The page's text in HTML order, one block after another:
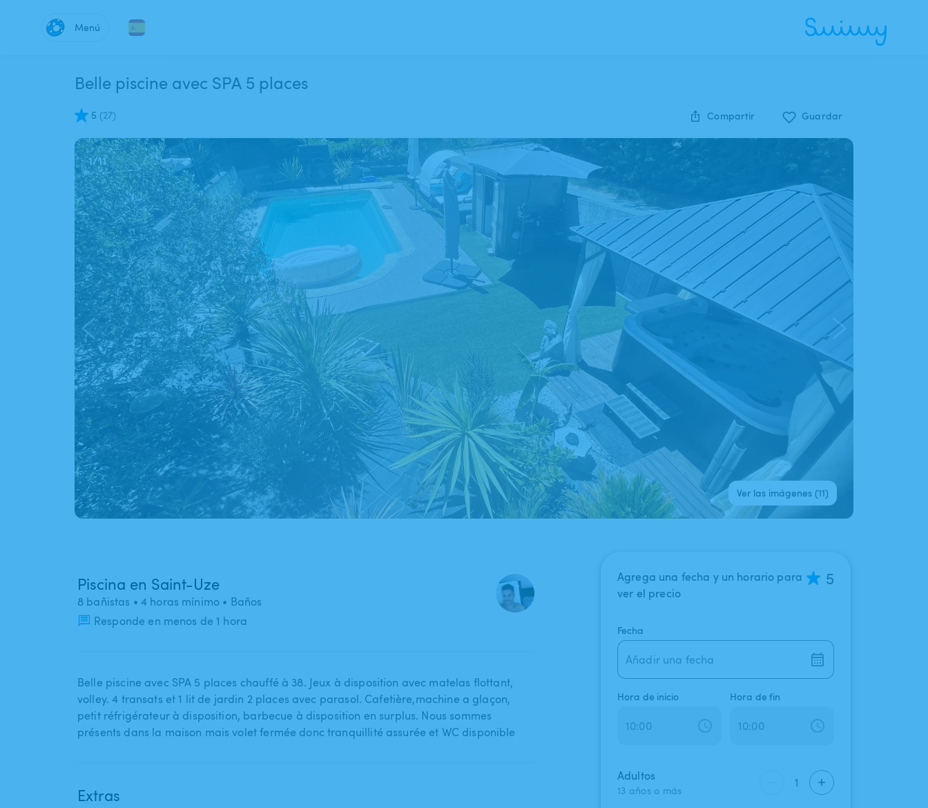
Menú
Belle piscine avec SPA 5 places
5 (27) Compartir Guardar
1/11
Ver las imágenes (11)
Piscina en Saint-Uze
8 bañistas • 4 horas mínimo • Baños
Responde en menos de 1 hora
Belle piscine avec SPA 5 places chauffé à 38. Jeux à disposition avec matelas flottant​,​
volley. 4 transats et 1 lit de jardin 2 places avec parasol. Cafetière​,​machine a glaçon​,​
petit réfrigérateur à disposition​,​ barbecue à disposition en surplus. Nous sommes
présents dans la maison mais volet fermée donc tranquillité assurée et WC disponible
Extras
Agrega una fecha y un horario para
ver el precio
5
Fecha
Añadir una fecha
Hora de inicio Hora de fin
Adultos
13 años o más
1